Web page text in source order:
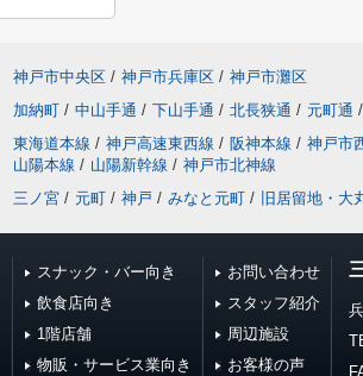
神戸市中央区 / 神戸市兵庫区 / 神戸市灘区
加納町 / 中山手通 / 下山手通 / 北長狭通 / 元町通 /
東海道本線 / 神戸高速東西線 / 阪神本線 / 神戸市
山陽本線 / 山陽新幹線 / 神戸市北神線
三ノ宮 / 元町 / 神戸 / みなと元町 / 旧居留地・大
スナック・バー向き
飲食店向き
1階店舗
物販・サービス業向き
お問い合わせ
スタッフ紹介
周辺施設
お客様の声